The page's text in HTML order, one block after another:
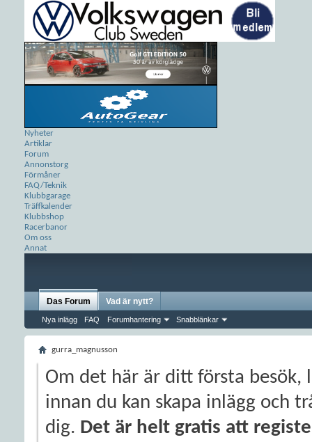
Nyheter
Artiklar
Forum
Annonstorg
Förmåner
FAQ/Teknik
Klubbgarage
Träffkalender
Klubbshop
Racerbanor
Om oss
Annat
Das Forum
Nya inlägg FAQ Forumhantering Snabblänkar
Vad är nytt?
gurra_magnusson
Om det här är ditt första besök,
innan du kan skapa inlägg och
dig. Det är helt gratis att